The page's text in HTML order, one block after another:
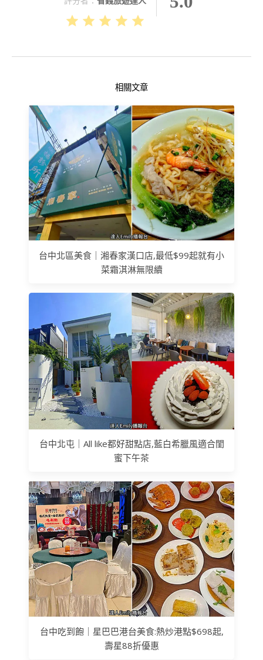
相關文章
台中北區美食｜湘春家漢口店,最低$99起就有小
菜霜淇淋無限續
台中北屯｜All like都好甜點店,藍白希臘風適合閨
蜜下午茶
台中吃到飽｜星巴巴港台美食:熱炒港點$698起,
壽星88折優惠